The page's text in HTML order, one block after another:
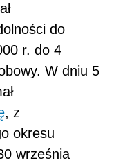
do
r. do 4
W dniu 5
, z
okresu
września